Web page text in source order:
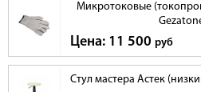
Микротоковые
Цена: 11 500 руб
Стул мастера Астек